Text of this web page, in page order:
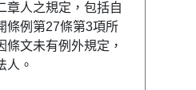
章人之規定，包括自
條例第27條第3項所
條文未有例外規定，
人。